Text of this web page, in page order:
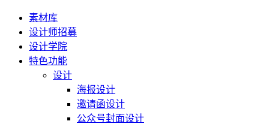
素材库
设计师招募
设计学院
特色功能
设计
海报设计
邀请函设计
公众号封面设计